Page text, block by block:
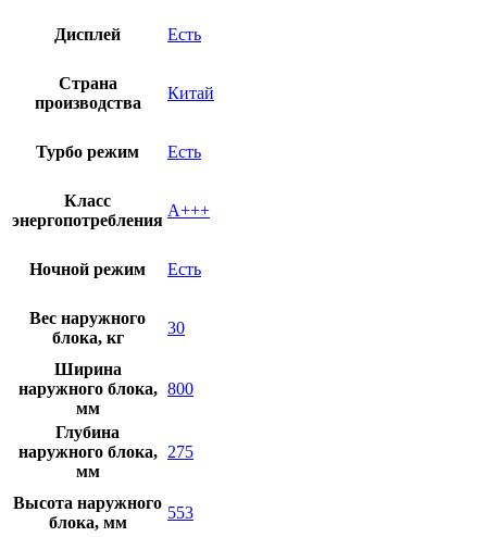
Дисплей Есть
Страна
производства
Китай
Турбо режим Есть
Класс
энергопотребления
A+++
Ночной режим Есть
Вес наружного
блока, кг
30
Ширина
наружного блока,
мм
800
Глубина
наружного блока,
мм
275
Высота наружного
блока, мм
553